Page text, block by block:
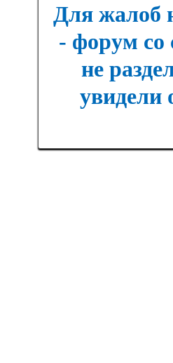
Для жалоб
- форум со
не
увидели